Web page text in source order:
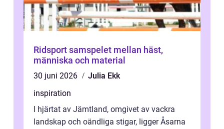
Ridsport samspelet mellan häst,
människa och material
30 juni 2026
Julia Ekk
inspiration
I hjärtat av Jämtland, omgivet av vackra
landskap och oändliga stigar, ligger Åsarna